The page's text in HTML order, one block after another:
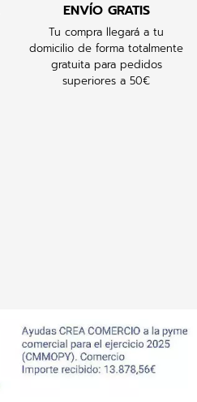
ENVÍO GRATIS
Tu compra llegará a tu
domicilio de forma totalmente
gratuita para pedidos
superiores a 50€